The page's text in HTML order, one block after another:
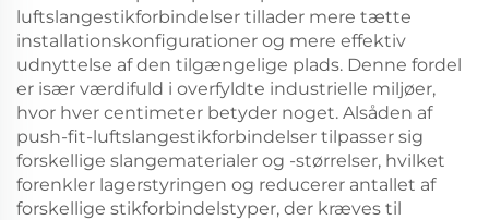
luftslangestikforbindelser tillader mere tætte
installationskonfigurationer og mere effektiv
udnyttelse af den tilgængelige plads. Denne fordel
er især værdifuld i overfyldte industrielle miljøer,
hvor hver centimeter betyder noget. Alsåden af
push-fit-luftslangestikforbindelser tilpasser sig
forskellige slangematerialer og -størrelser, hvilket
forenkler lagerstyringen og reducerer antallet af
forskellige stikforbindelstyper, der kræves til